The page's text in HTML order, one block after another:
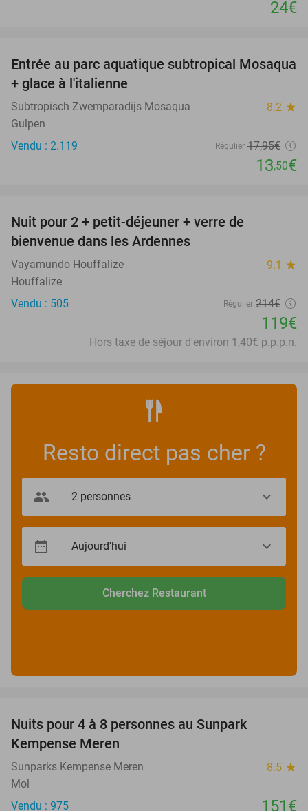
24€
25%
Entrée au parc aquatique subtropical Mosaqua
+ glace à l'italienne
Subtropisch Zwemparadijs Mosaqua 8.2 star
Gulpen
Vendu : 2.119
Régulier 17,95€
13,50€
Nuit pour 2 + petit-déjeuner + verre de
bienvenue dans les Ardennes
Vayamundo Houffalize 9.1 star
Houffalize
Vendu : 505
Régulier 214€
119€
Hors taxe de séjour d'environ 1,40€ p.p.p.n.
Resto direct pas cher ?
Cherchez Restaurant
Nuits pour 4 à 8 personnes au Sunpark
Kempense Meren
Sunparks Kempense Meren 8.5 star
Mol
Vendu : 975
151€